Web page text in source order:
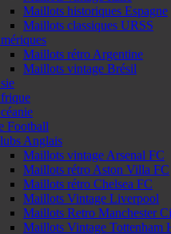
Maillots historiques Espagne
Maillots classiques URSS
Maillots rétro Argentine
Maillots vintage Brésil
Football
Anglais
Maillots vintage Arsenal FC
Maillots rétro Aston Villa FC
Maillots rétro Chelsea FC
Maillots Vintage Liverpool
Maillots Retro Manchester
Maillots Vintage Tottenham